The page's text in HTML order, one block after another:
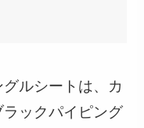
ルシートは、カ
ックパイピング